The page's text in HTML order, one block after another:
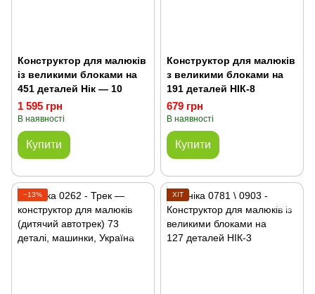
Конструктор для малюків
із великими блоками на
451 деталей Нік — 10
1 595 грн
В наявності
Купити
Конструктор для малюків
з великими блоками на
191 деталей НІК-8
679 грн
В наявності
Купити
−13% ХІТ